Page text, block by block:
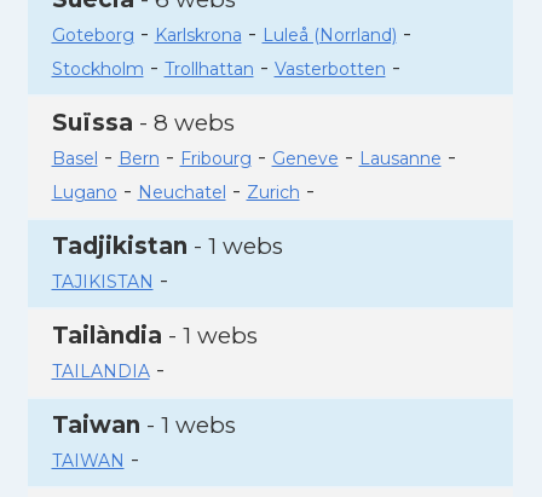
Goteborg - Karlskrona - Luleå (Norrland) -
Stockholm - Trollhattan - Vasterbotten -
Suïssa - 8 webs
Basel - Bern - Fribourg - Geneve - Lausanne -
Lugano - Neuchatel - Zurich -
Tadjikistan - 1 webs
TAJIKISTAN -
Tailàndia - 1 webs
TAILANDIA-
Taiwan - 1 webs
TAIWAN -